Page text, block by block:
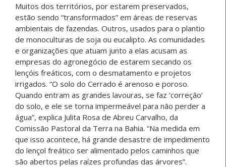
Muitos dos territórios, por estarem preservados,
estão sendo “transformados” em áreas de reservas
ambientais de fazendas. Outros, usados para o plantio
de monoculturas de soja ou eucalipto. As comunidades
e organizações que atuam junto a elas acusam as
empresas do agronegócio de estarem secando os
lençóis freáticos, com o desmatamento e projetos
irrigados. “O solo do Cerrado é arenoso e poroso.
Quando entram as grandes lavouras, se faz ‘correção’
do solo, e ele se torna impermeável para não perder a
água”, explica Julita Rosa de Abreu Carvalho, da
Comissão Pastoral da Terra na Bahia. “Na medida em
que isso acontece, há grande desastre de impedimento
do lençol freático ser alimentado pelos caminhos que
são abertos pelas raízes profundas das árvores”.